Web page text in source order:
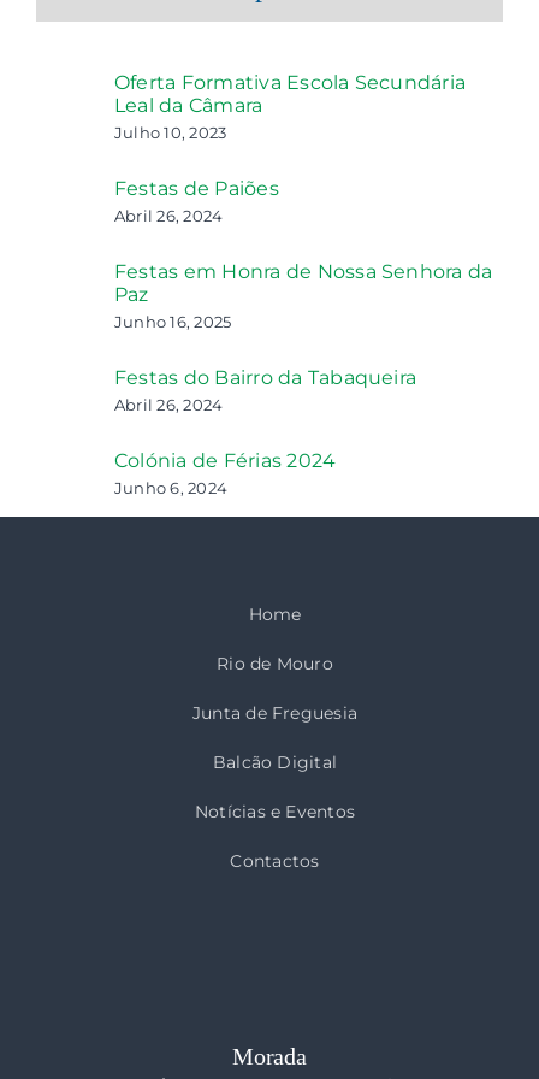
Oferta Formativa Escola Secundária
Leal da Câmara
Julho 10, 2023
Festas de Paiões
Abril 26, 2024
Festas em Honra de Nossa Senhora da
Paz
Junho 16, 2025
Festas do Bairro da Tabaqueira
Abril 26, 2024
Colónia de Férias 2024
Junho 6, 2024
Home
Rio de Mouro
Junta de Freguesia
Balcão Digital
Notícias e Eventos
Contactos
Morada